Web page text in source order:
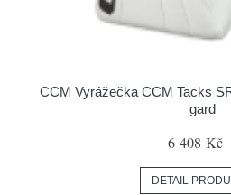
CCM Vyrážečka CCM Tacks
gard
6 408 Kč
DETAIL